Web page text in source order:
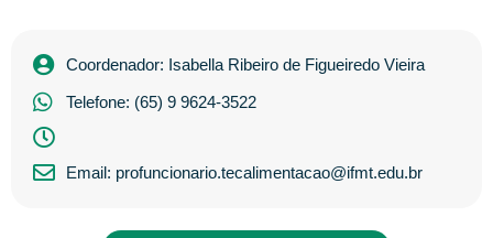
Coordenador: Isabella Ribeiro de Figueiredo Vieira
Telefone: (65) 9 9624-3522
Email: profuncionario.tecalimentacao@ifmt.edu.br